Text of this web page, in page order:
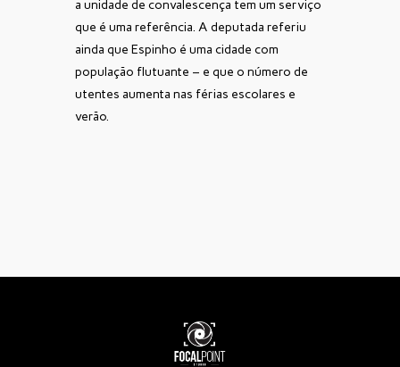
a unidade de convalescença tem um serviço
que é uma referência. A deputada referiu
ainda que Espinho é uma cidade com
população flutuante – e que o número de
utentes aumenta nas férias escolares e
verão.